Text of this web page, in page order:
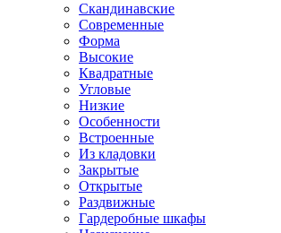
Скандинавские
Современные
Форма
Высокие
Квадратные
Угловые
Низкие
Особенности
Встроенные
Из кладовки
Закрытые
Открытые
Раздвижные
Гардеробные шкафы